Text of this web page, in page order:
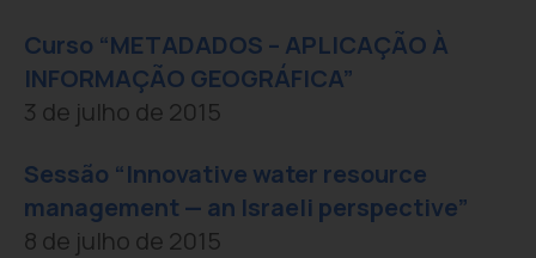
Curso “METADADOS – APLICAÇÃO À
INFORMAÇÃO GEOGRÁFICA”
3 de julho de 2015
Sessão “Innovative water resource
management — an Israeli perspective”
8 de julho de 2015